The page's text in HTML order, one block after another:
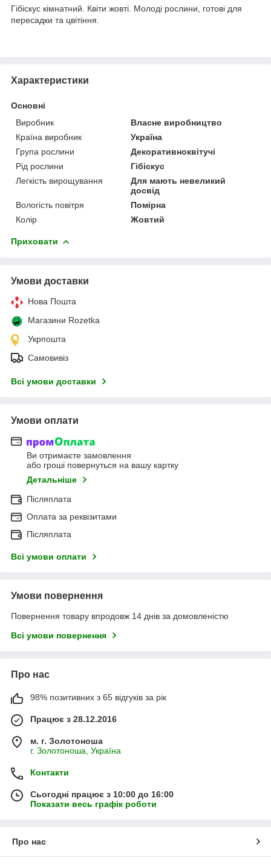
Гібіскус кімнатний. Квіти жовті. Молоді рослини, готові для
пересадки та цвітіння.
Характеристики
Основні
Виробник
Власне виробництво
Країна виробник
Україна
Група рослини
Декоративноквітучі
Рід рослини
Гібіскус
Легкість вирощування
Для мають невеликий
досвід
Вологість повітря
Помірна
Колір
Жовтий
Приховати
Умови доставки
Нова Пошта
Магазини Rozetka
Укрпошта
Самовивіз
Всі умови доставки
Умови оплати
Ви отримаєте замовлення
або гроші повернуться на вашу картку
Детальніше
Післяплата
Оплата за реквізитами
Післяплата
Всі умови оплати
Умови повернення
Повернення товару впродовж 14 днів за домовленістю
Всі умови повернення
Про нас
98% позитивних з 65 відгуків за рік
Працює з 28.12.2016
м. г. Золотоноша
г. Золотоноша, Україна
Контакти
Сьогодні працює з 10:00 до 16:00
Показати весь графік роботи
Про нас